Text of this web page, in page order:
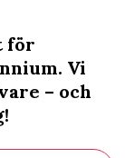
för
Vi
– och